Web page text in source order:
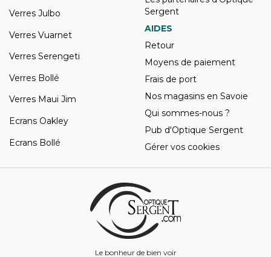
Le bonheur de bien voir
Verres Julbo
Verres Vuarnet
Verres Serengeti
Verres Bollé
Verres Maui Jim
Ecrans Oakley
Ecrans Bollé
Sergent
AIDES
Retour
Moyens de paiement
Frais de port
Nos magasins en Savoie
Qui sommes-nous ?
Pub d'Optique Sergent
Gérer vos cookies